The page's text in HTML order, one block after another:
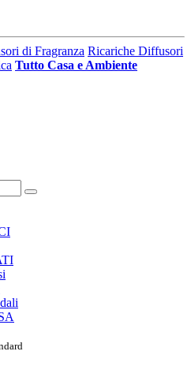
di Fragranza Ricariche Diffusori
Tutto Casa e Ambiente